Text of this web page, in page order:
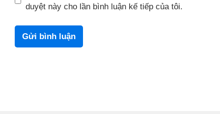
duyệt này cho lần bình luận kế tiếp của tôi.